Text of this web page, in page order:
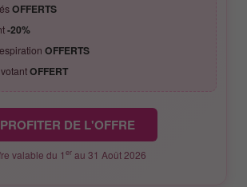
OFFERTS
-20%
OFFERTS
OFFERT
PROFITER DE L'OFFRE
valable du 1er au 31 Août 2026